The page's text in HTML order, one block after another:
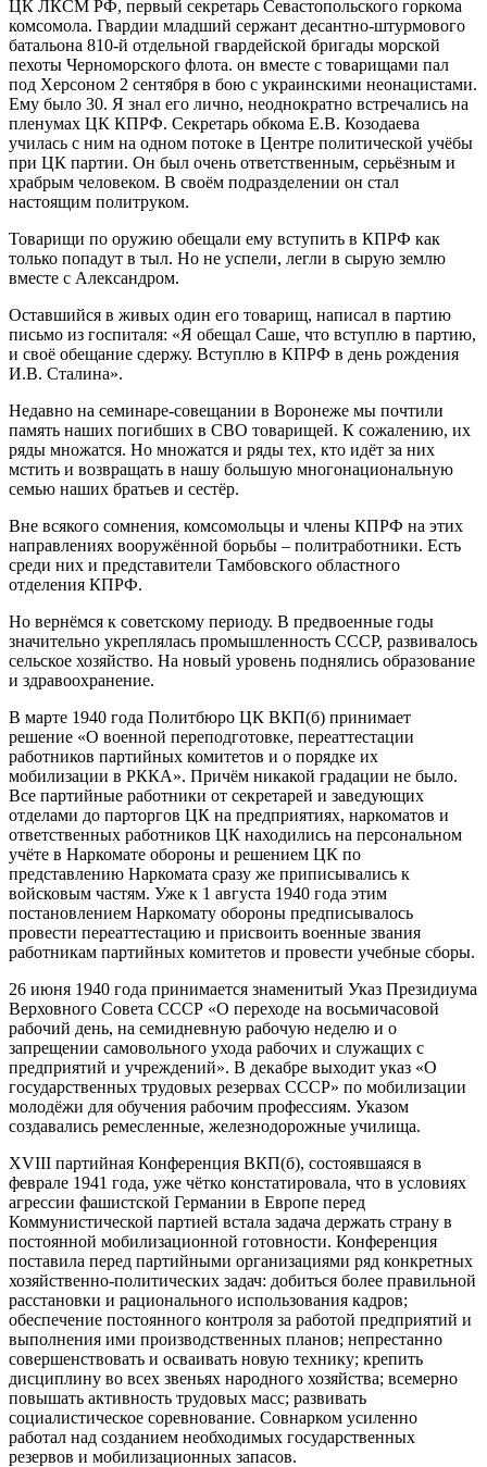
ЦК ЛКСМ РФ, первый секретарь Севастопольского горкома
комсомола. Гвардии младший сержант десантно-штурмового
батальона 810-й отдельной гвардейской бригады морской
пехоты Черноморского флота. он вместе с товарищами пал
под Херсоном 2 сентября в бою с украинскими неонацистами.
Ему было 30. Я знал его лично, неоднократно встречались на
пленумах ЦК КПРФ. Секретарь обкома Е.В. Козодаева
училась с ним на одном потоке в Центре политической учёбы
при ЦК партии. Он был очень ответственным, серьёзным и
храбрым человеком. В своём подразделении он стал
настоящим политруком.
Товарищи по оружию обещали ему вступить в КПРФ как
только попадут в тыл. Но не успели, легли в сырую землю
вместе с Александром.
Оставшийся в живых один его товарищ, написал в партию
письмо из госпиталя: «Я обещал Саше, что вступлю в партию,
и своё обещание сдержу. Вступлю в КПРФ в день рождения
И.В. Сталина».
Недавно на семинаре-совещании в Воронеже мы почтили
память наших погибших в СВО товарищей. К сожалению, их
ряды множатся. Но множатся и ряды тех, кто идёт за них
мстить и возвращать в нашу большую многонациональную
семью наших братьев и сестёр.
Вне всякого сомнения, комсомольцы и члены КПРФ на этих
направлениях вооружённой борьбы – политработники. Есть
среди них и представители Тамбовского областного
отделения КПРФ.
Но вернёмся к советскому периоду. В предвоенные годы
значительно укреплялась промышленность СССР, развивалось
сельское хозяйство. На новый уровень поднялись образование
и здравоохранение.
В марте 1940 года Политбюро ЦК ВКП(б) принимает
решение «О военной переподготовке, переаттестации
работников партийных комитетов и о порядке их
мобилизации в РККА». Причём никакой градации не было.
Все партийные работники от секретарей и заведующих
отделами до парторгов ЦК на предприятиях, наркоматов и
ответственных работников ЦК находились на персональном
учёте в Наркомате обороны и решением ЦК по
представлению Наркомата сразу же приписывались к
войсковым частям. Уже к 1 августа 1940 года этим
постановлением Наркомату обороны предписывалось
провести переаттестацию и присвоить военные звания
работникам партийных комитетов и провести учебные сборы.
26 июня 1940 года принимается знаменитый Указ Президиума
Верховного Совета СССР «О переходе на восьмичасовой
рабочий день, на семидневную рабочую неделю и о
запрещении самовольного ухода рабочих и служащих с
предприятий и учреждений». В декабре выходит указ «О
государственных трудовых резервах СССР» по мобилизации
молодёжи для обучения рабочим профессиям. Указом
создавались ремесленные, железнодорожные училища.
XVIII партийная Конференция ВКП(б), состоявшаяся в
феврале 1941 года, уже чётко констатировала, что в условиях
агрессии фашистской Германии в Европе перед
Коммунистической партией встала задача держать страну в
постоянной мобилизационной готовности. Конференция
поставила перед партийными организациями ряд конкретных
хозяйственно-политических задач: добиться более правильной
расстановки и рационального использования кадров;
обеспечение постоянного контроля за работой предприятий и
выполнения ими производственных планов; непрестанно
совершенствовать и осваивать новую технику; крепить
дисциплину во всех звеньях народного хозяйства; всемерно
повышать активность трудовых масс; развивать
социалистическое соревнование. Совнарком усиленно
работал над созданием необходимых государственных
резервов и мобилизационных запасов.